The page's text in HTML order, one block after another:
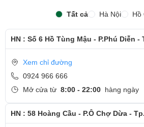
Tất cả Hà Nội Hồ
HN : Số 6 Hồ Tùng Mậu - P.Phú Diễn -
Xem chỉ đường
0924 966 666
Mở cửa từ 8:00 - 22:00 hàng ngày
HN : 58 Hoàng Cầu - P.Ô Chợ Dừa -